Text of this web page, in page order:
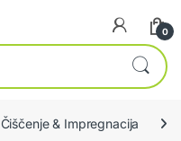
0
Čiščenje & Impregnacija